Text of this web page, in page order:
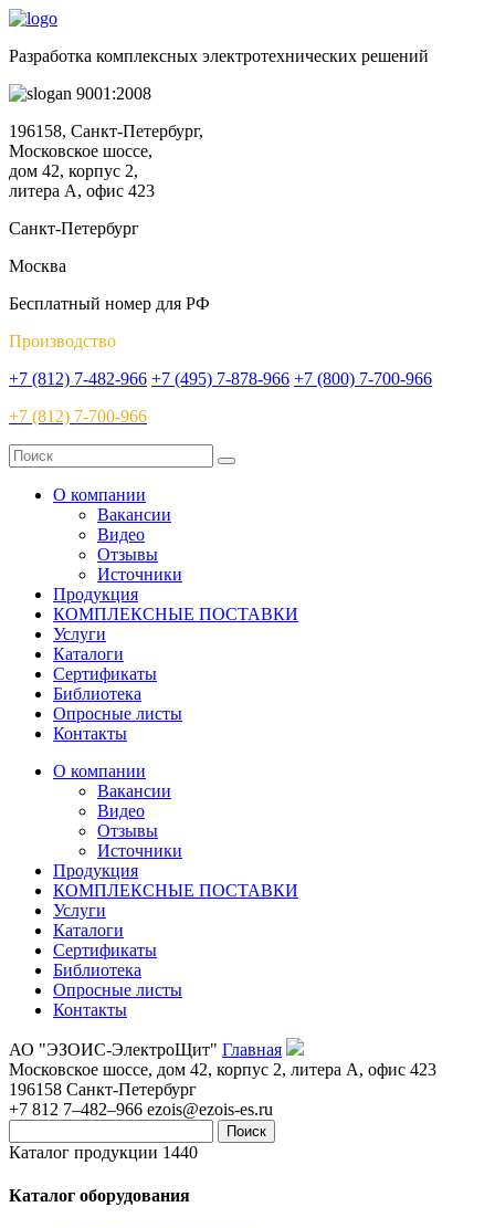
Разработка комплексных электротехнических решений
9001:2008
196158, Санкт-Петербург,
Московское шоссе,
дом 42, корпус 2,
литера А, офис 423
Санкт-Петербург
Москва
Бесплатный номер для РФ
Производство
+7 (812) 7-482-966 +7 (495) 7-878-966 +7 (800) 7-700-966
+7 (812) 7-700-966
О компании
Вакансии
Видео
Отзывы
Источники
Продукция
КОМПЛЕКСНЫЕ ПОСТАВКИ
Услуги
Каталоги
Сертификаты
Библиотека
Опросные листы
Контакты
О компании
Вакансии
Видео
Отзывы
Источники
Продукция
КОМПЛЕКСНЫЕ ПОСТАВКИ
Услуги
Каталоги
Сертификаты
Библиотека
Опросные листы
Контакты
АО "ЭЗОИС-ЭлектроЩит" Главная
Московское шоссе, дом 42, корпус 2, литера А, офис 423
196158 Санкт-Петербург
+7 812 7–482–966 ezois@ezois-es.ru
Поиск
Каталог продукции 1440
Каталог оборудования